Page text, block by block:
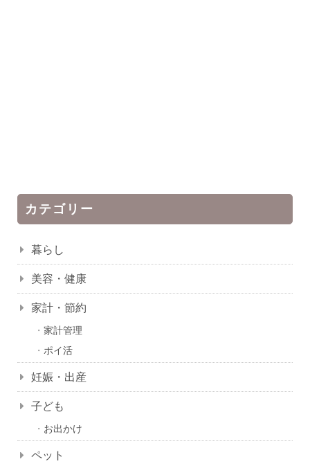
カテゴリー
暮らし
美容・健康
家計・節約
家計管理
ポイ活
妊娠・出産
子ども
お出かけ
ペット